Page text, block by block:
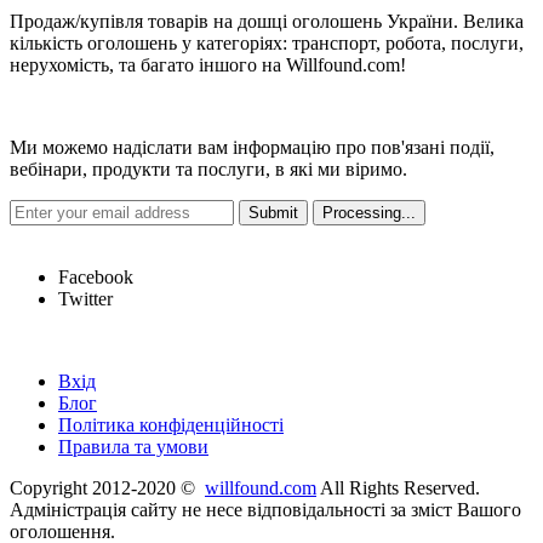
Продаж/купівля товарів на дошці оголошень України. Велика
кількість оголошень у категоріях: транспорт, робота, послуги,
нерухомість, та багато іншого на Willfound.com!
Ми можемо надіслати вам інформацію про пов'язані події,
вебінари, продукти та послуги, в які ми віримо.
Facebook
Twitter
Вхід
Блог
Політика конфіденційності
Правила та умови
Copyright 2012-2020 © willfound.com All Rights Reserved.
Адміністрація сайту не несе відповідальності за зміст Вашого
оголошення.